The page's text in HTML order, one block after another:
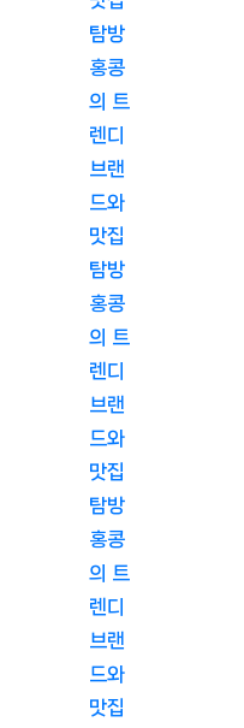
탐방
홍콩
의 트
렌디
브랜
드와
맛집
탐방
홍콩
의 트
렌디
브랜
드와
맛집
탐방
홍콩
의 트
렌디
브랜
드와
맛집